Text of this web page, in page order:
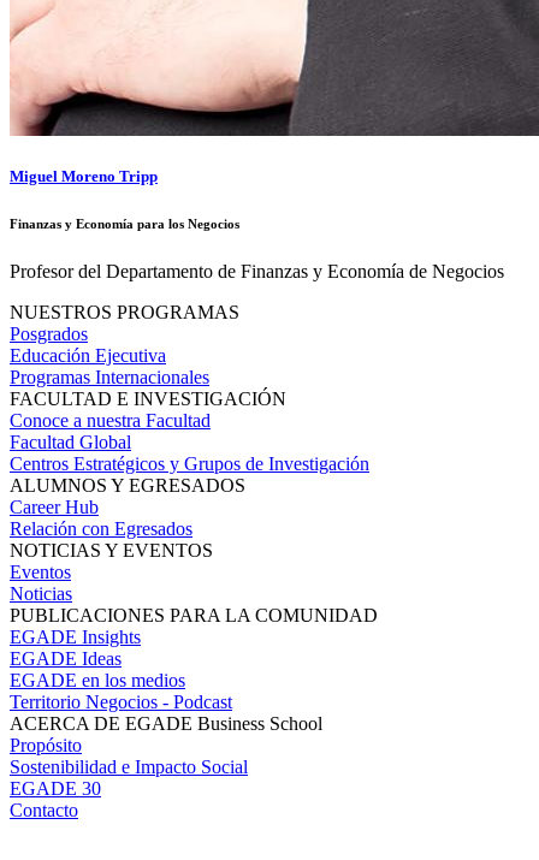
Miguel Moreno Tripp
Finanzas y Economía para los Negocios
Profesor del Departamento de Finanzas y Economía de Negocios
NUESTROS PROGRAMAS
Posgrados
Educación Ejecutiva
Programas Internacionales
FACULTAD E INVESTIGACIÓN
Conoce a nuestra Facultad
Facultad Global
Centros Estratégicos y Grupos de Investigación
ALUMNOS Y EGRESADOS
Career Hub
Relación con Egresados
NOTICIAS Y EVENTOS
Eventos
Noticias
PUBLICACIONES PARA LA COMUNIDAD
EGADE Insights
EGADE Ideas
EGADE en los medios
Territorio Negocios - Podcast
ACERCA DE EGADE Business School
Propósito
Sostenibilidad e Impacto Social
EGADE 30
Contacto